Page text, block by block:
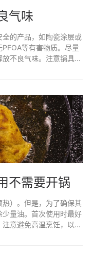
气味
的产品，如陶瓷涂层或
等有害物质。尽量
不良气味。注意锅具的
不需要开锅
）。但是，为了确保其
量油。首次使用时最好
意避免高温烹饪，以防